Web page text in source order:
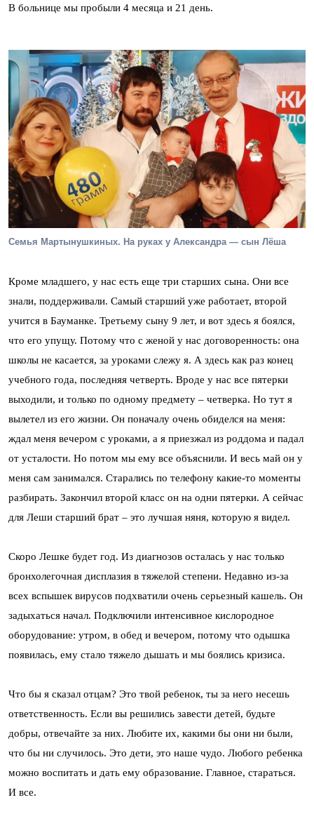
В больнице мы пробыли 4 месяца и 21 день.
Семья Мартынушкиных. На руках у Александра — сын Лёша
Кроме младшего, у нас есть еще три старших сына. Они все
знали, поддерживали. Самый старший уже работает, второй
учится в Бауманке. Третьему сыну 9 лет, и вот здесь я боялся,
что его упущу. Потому что с женой у нас договоренность: она
школы не касается, за уроками слежу я. А здесь как раз конец
учебного года, последняя четверть. Вроде у нас все пятерки
выходили, и только по одному предмету – четверка. Но тут я
вылетел из его жизни. Он поначалу очень обиделся на меня:
ждал меня вечером с уроками, а я приезжал из роддома и падал
от усталости. Но потом мы ему все объяснили. И весь май он у
меня сам занимался. Старались по телефону какие-то моменты
разбирать. Закончил второй класс он на одни пятерки. А сейчас
для Леши старший брат – это лучшая няня, которую я видел.
Скоро Лешке будет год. Из диагнозов осталась у нас только
бронхолегочная дисплазия в тяжелой степени. Недавно из-за
всех вспышек вирусов подхватили очень серьезный кашель. Он
задыхаться начал. Подключили интенсивное кислородное
оборудование: утром, в обед и вечером, потому что одышка
появилась, ему стало тяжело дышать и мы боялись кризиса.
Что бы я сказал отцам? Это твой ребенок, ты за него несешь
ответственность. Если вы решились завести детей, будьте
добры, отвечайте за них. Любите их, какими бы они ни были,
что бы ни случилось. Это дети, это наше чудо. Любого ребенка
можно воспитать и дать ему образование. Главное, стараться.
И все.